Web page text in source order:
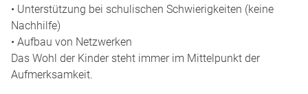
• Unterstützung bei schulischen Schwierigkeiten (keine
Nachhilfe)
• Aufbau von Netzwerken
Das Wohl der Kinder steht immer im Mittelpunkt der
Aufmerksamkeit.